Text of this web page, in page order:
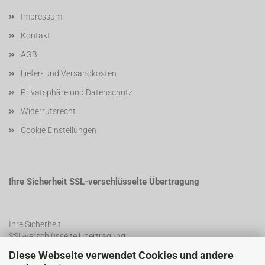
Diese Webseite verwendet Cookies und andere
Impressum
Kontakt
AGB
Liefer- und Versandkosten
Privatsphäre und Datenschutz
Widerrufsrecht
Cookie Einstellungen
Ihre Sicherheit SSL-verschlüsselte Übertragung
Ihre Sicherheit
SSL-verschlüsselte Übertragung